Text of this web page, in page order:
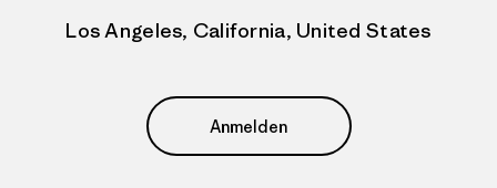
Los Angeles, California, United States
Anmelden